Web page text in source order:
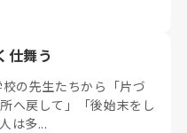
舞う
の先生たちから「片づ
へ戻して」「後始末をし
は多...